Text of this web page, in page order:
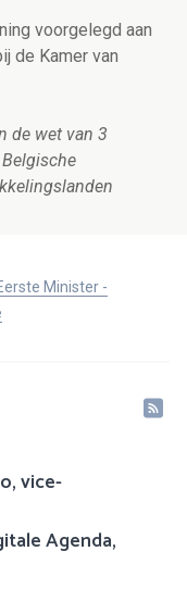
voorgelegd aan
de Kamer van
de wet van 3
Minister -
vice-
Agenda,